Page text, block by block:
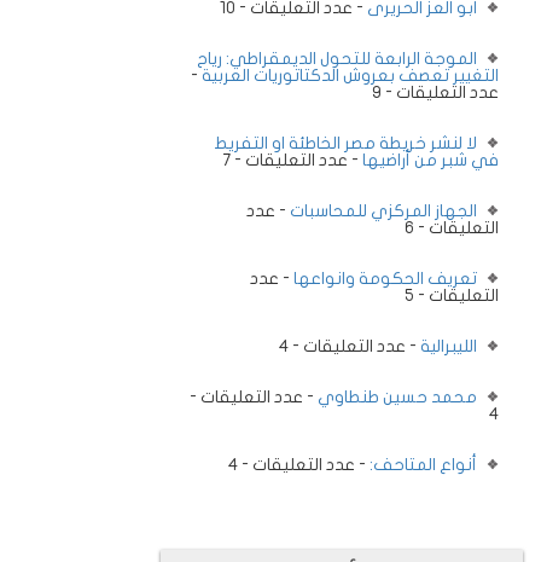
ابو العز الحريرى - عدد التعليقات - 10
الموجة الرابعة للتحول الديمقراطي: رياح
التغيير تعصف بعروش الدكتاتوريات العربية -
عدد التعليقات - 9
لا لنشر خريطة مصر الخاطئة او التفريط
في شبر من أراضيها - عدد التعليقات - 7
الجهاز المركزي للمحاسبات - عدد
التعليقات - 6
تعريف الحكومة وانواعها - عدد
التعليقات - 5
الليبرالية - عدد التعليقات - 4
محمد حسين طنطاوي - عدد التعليقات -
4
أنواع المتاحف: - عدد التعليقات - 4